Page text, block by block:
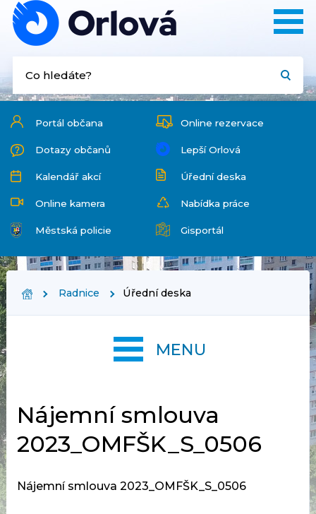
Portál občana Online rezervace
Dotazy občanů Lepší Orlová
Kalendář akcí Úřední deska
Online kamera Nabídka práce
Městská policie Gisportál
Radnice Úřední deska
Nájemní smlouva
2023_OMFŠK_S_0506
Nájemní smlouva 2023_OMFŠK_S_0506
MENU